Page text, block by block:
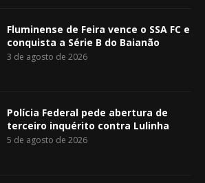
Fluminense de Feira vence o SSA FC e
conquista a Série B do Baianão
3 de agosto de 2026
Polícia Federal pede abertura de
terceiro inquérito contra Lulinha
5 de agosto de 2026